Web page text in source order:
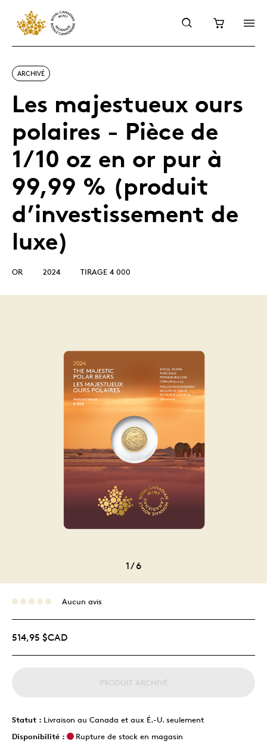
ARCHIVÉ
Les majestueux ours
polaires - Pièce de
1/10 oz en or pur à
99,99 % (produit
d’investissement de
luxe)
OR 2024 TIRAGE 4 000
1/6
Aucun avis
514,95 $CAD
PRODUIT ARCHIVÉ
Statut : Livraison au Canada et aux É.-U. seulement
Disponibilité :
Rupture de stock en magasin